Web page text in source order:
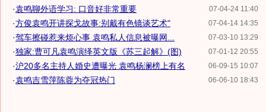
07-04-24 11:40
·袁鸣聊外语学习: 口音好非常重要
07-04-14 14:35
·方俊袁鸣开讲探戈故事:别戴有色镜谈艺术"
07-03-10 13:29
·驾车擦碰惹来烦心事 袁鸣私人信息被曝网...
07-01-12 20:55
·独家:曹可凡袁鸣演绎英文版《苏三起解》(图)
06-09-15 10:07
·沪20多名主持人婚史遭曝光 袁鸣杨澜榜上有名
06-06-10 18:43
·袁鸣吉雪萍陈蓉为夺冠热门